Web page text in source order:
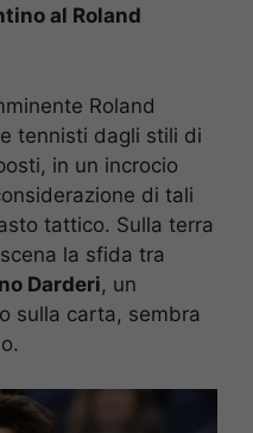
al Roland
Roland
tennisti dagli stili di
in un incrocio
di tali
tattico. Sulla terra
la sfida tra
Darderi, un
sulla carta, sembra